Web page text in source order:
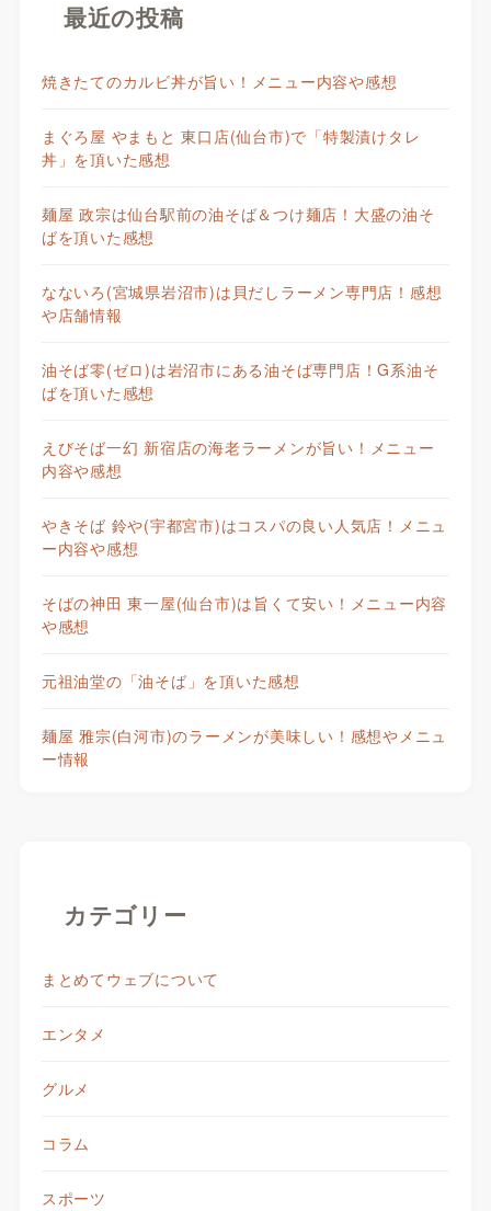
最近の投稿
焼きたてのカルビ丼が旨い！メニュー内容や感想
まぐろ屋 やまもと 東口店(仙台市)で「特製漬けタレ
丼」を頂いた感想
麺屋 政宗は仙台駅前の油そば＆つけ麺店！大盛の油そ
ばを頂いた感想
なないろ(宮城県岩沼市)は貝だしラーメン専門店！感想
や店舗情報
油そば零(ゼロ)は岩沼市にある油そば専門店！G系油そ
ばを頂いた感想
えびそば一幻 新宿店の海老ラーメンが旨い！メニュー
内容や感想
やきそば 鈴や(宇都宮市)はコスパの良い人気店！メニュ
ー内容や感想
そばの神田 東一屋(仙台市)は旨くて安い！メニュー内容
や感想
元祖油堂の「油そば」を頂いた感想
麺屋 雅宗(白河市)のラーメンが美味しい！感想やメニュ
ー情報
カテゴリー
まとめてウェブについて
エンタメ
グルメ
コラム
スポーツ